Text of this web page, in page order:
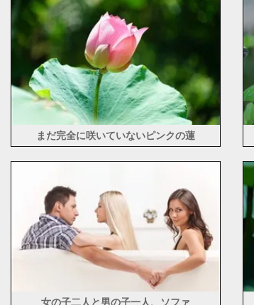
まだ完全に咲いていないピンクの蓮
女の子二人と男の子一人、ソファ